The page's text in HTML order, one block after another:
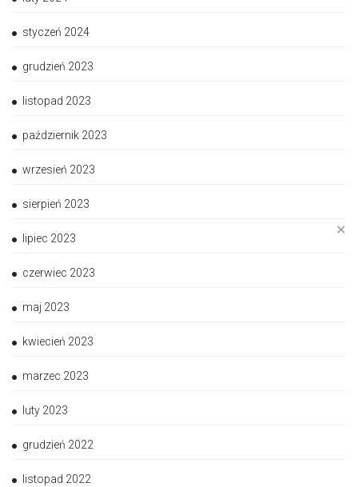
✕
styczeń 2024
grudzień 2023
listopad 2023
październik 2023
wrzesień 2023
sierpień 2023
lipiec 2023
czerwiec 2023
maj 2023
kwiecień 2023
marzec 2023
luty 2023
grudzień 2022
listopad 2022